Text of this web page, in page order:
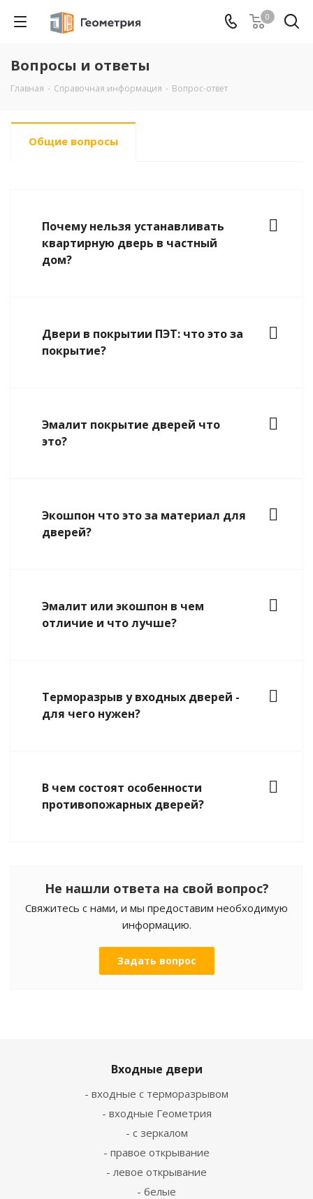
0
Вопросы и ответы
Главная - Справочная информация - Вопрос-ответ
Общие вопросы
Почему нельзя устанавливать
квартирную дверь в частный
дом?
Двери в покрытии ПЭТ: что это за
покрытие?
Эмалит покрытие дверей что
это?
Экошпон что это за материал для
дверей?
Эмалит или экошпон в чем
отличие и что лучше?
Терморазрыв у входных дверей -
для чего нужен?
В чем состоят особенности
противопожарных дверей?
Не нашли ответа на свой вопрос?
Свяжитесь с нами, и мы предоставим необходимую
информацию.
Задать вопрос
Входные двери
- входные с терморазрывом
- входные Геометрия
- с зеркалом
- правое открывание
- левое открывание
- белые